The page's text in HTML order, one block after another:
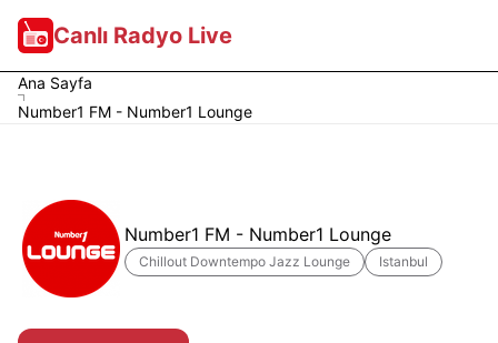
Canlı Radyo Live
Ana Sayfa
Number1 FM - Number1 Lounge
Number1 FM - Number1 Lounge
Chillout Downtempo Jazz Lounge Istanbul